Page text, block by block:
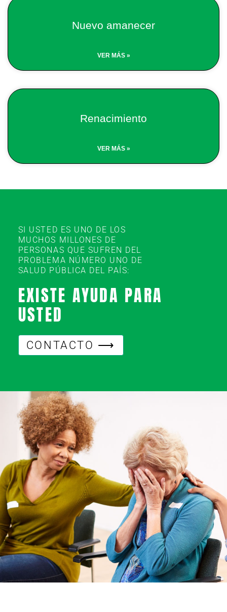
Nuevo amanecer
VER MÁS »
Renacimiento
VER MÁS »
SI USTED ES UNO DE LOS
MUCHOS MILLONES DE
PERSONAS QUE SUFREN DEL
PROBLEMA NÚMERO UNO DE
SALUD PÚBLICA DEL PAÍS:
EXISTE AYUDA PARA
USTED
CONTACTO ⟶